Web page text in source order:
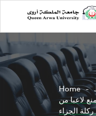
Home
لاعبا من
الجزاء